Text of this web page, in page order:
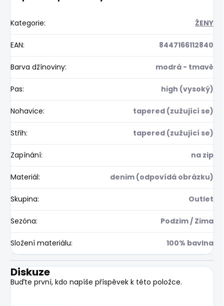
Kategorie: ŽENY
EAN: 8447166112840
Barva džínoviny: modrá - tmavě
Pas: high (vysoký)
Nohavice: tapered (zužující se)
Střih: tapered (zužující se)
Zapínání: na zip
Materiál: denim (odpovídá obrázku)
Skupina: Outlet
Sezóna: Podzim / Zima
Složení materiálu: 100% bavlna
Diskuze
Buďte první, kdo napíše příspěvek k této položce.